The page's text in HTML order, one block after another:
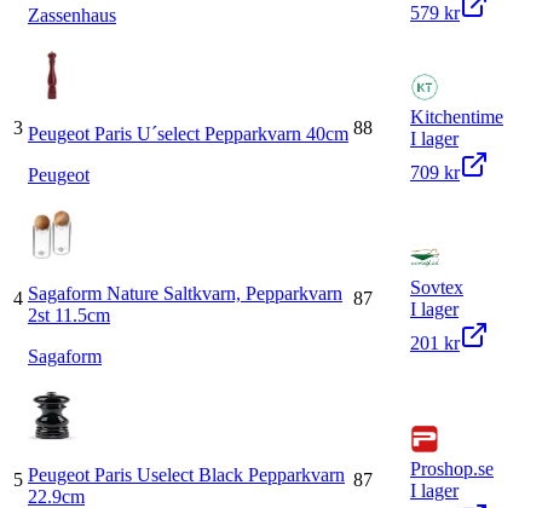
Zassenhaus
579 kr
3 Peugeot Paris U´select Pepparkvarn 40cm
Peugeot
88
Kitchentime
I lager
709 kr
4 Sagaform Nature Saltkvarn, Pepparkvarn
2st 11.5cm
Sagaform
87
Sovtex
I lager
201 kr
5 Peugeot Paris Uselect Black Pepparkvarn
22.9cm
87
Proshop.se
I lager